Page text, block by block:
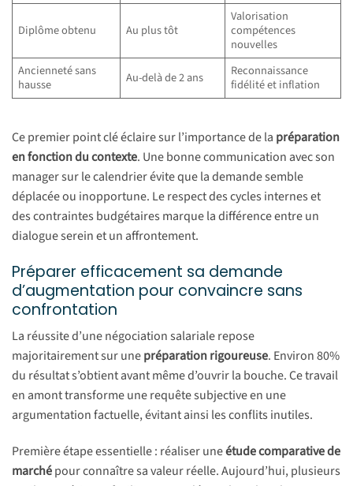
Diplôme obtenu Au plus tôt
Valorisation
compétences
nouvelles
Ancienneté sans
hausse
Au-delà de 2 ans
Reconnaissance
fidélité et inflation
Ce premier point clé éclaire sur l’importance de la préparation
en fonction du contexte. Une bonne communication avec son
manager sur le calendrier évite que la demande semble
déplacée ou inopportune. Le respect des cycles internes et
des contraintes budgétaires marque la différence entre un
dialogue serein et un affrontement.
Préparer efficacement sa demande
d’augmentation pour convaincre sans
confrontation
La réussite d’une négociation salariale repose
majoritairement sur unepréparation rigoureuse. Environ 80%
du résultat s’obtient avant même d’ouvrir la bouche. Ce travail
en amont transforme une requête subjective en une
argumentation factuelle, évitant ainsi les conflits inutiles.
Première étape essentielle : réaliser uneétude comparative de
marchépour connaître sa valeur réelle. Aujourd’hui, plusieurs